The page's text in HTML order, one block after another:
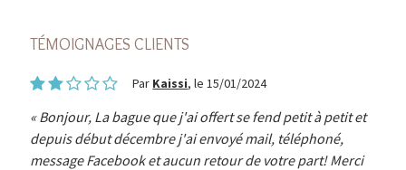
TÉMOIGNAGES CLIENTS
Par Kaissi, le 15/01/2024
Bonjour, La bague que j'ai offert se fend petit à petit et
depuis début décembre j'ai envoyé mail, téléphoné,
message Facebook et aucun retour de votre part! Merci